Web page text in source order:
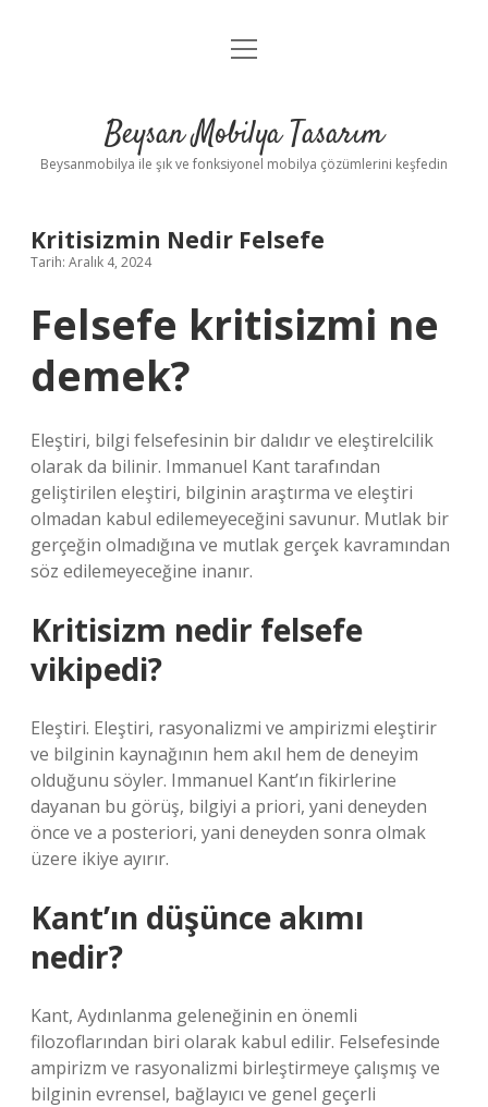
Anasayfa
Yasal Uyarı
menüyü
Beysan Mobilya Tasarım
Beysanmobilya ile şık ve fonksiyonel mobilya çözümlerini keşfedin
Kritisizmin Nedir Felsefe
Tarih: Aralık 4, 2024
Felsefe kritisizmi ne
demek?
Eleştiri, bilgi felsefesinin bir dalıdır ve eleştirelcilik
olarak da bilinir. Immanuel Kant tarafından
geliştirilen eleştiri, bilginin araştırma ve eleştiri
olmadan kabul edilemeyeceğini savunur. Mutlak bir
gerçeğin olmadığına ve mutlak gerçek kavramından
söz edilemeyeceğine inanır.
Kritisizm nedir felsefe
vikipedi?
Eleştiri. Eleştiri, rasyonalizmi ve ampirizmi eleştirir
ve bilginin kaynağının hem akıl hem de deneyim
olduğunu söyler. Immanuel Kant’ın fikirlerine
dayanan bu görüş, bilgiyi a priori, yani deneyden
önce ve a posteriori, yani deneyden sonra olmak
üzere ikiye ayırır.
Kant’ın düşünce akımı
nedir?
Kant, Aydınlanma geleneğinin en önemli
filozoflarından biri olarak kabul edilir. Felsefesinde
ampirizm ve rasyonalizmi birleştirmeye çalışmış ve
bilginin evrensel, bağlayıcı ve genel geçerli